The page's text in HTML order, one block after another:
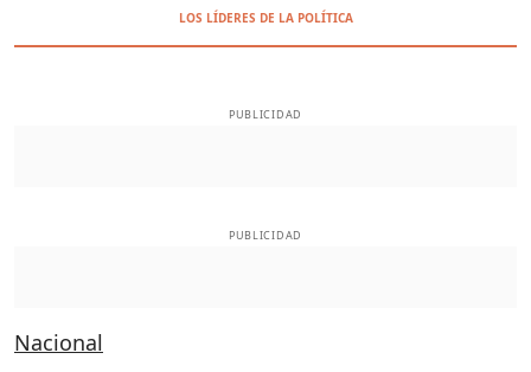
LOS LÍDERES DE LA POLÍTICA
PUBLICIDAD
PUBLICIDAD
Nacional